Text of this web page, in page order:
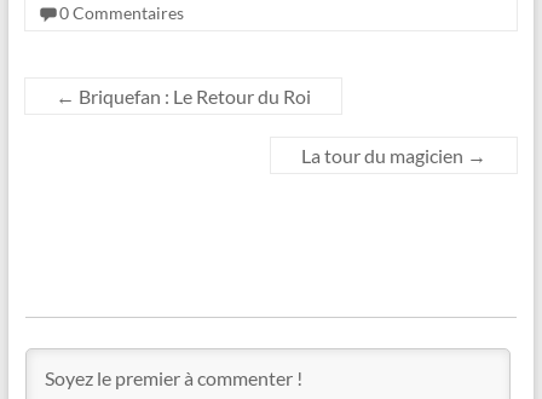
0 Commentaires
← Briquefan : Le Retour du Roi
La tour du magicien →